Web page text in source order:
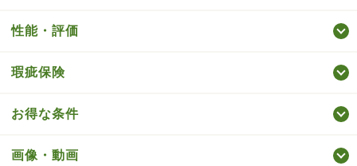
性能・評価
瑕疵保険
お得な条件
画像・動画